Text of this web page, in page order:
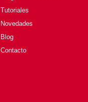
Tutoriales
Novedades
Blog
Contacto